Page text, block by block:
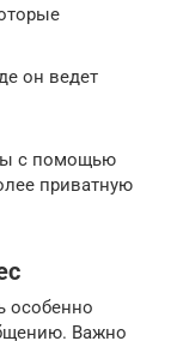
он ведет
с помощью
приватную
особенно
Важно